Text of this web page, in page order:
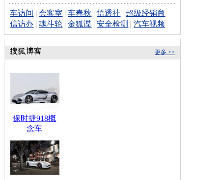
车访间 |会客室 |车春秋 |悟透社 | 超级经销商
信访办 |魂斗轮 |金狐谍 |安全检测 |汽车视频
更多 >>
保时捷918概
念车